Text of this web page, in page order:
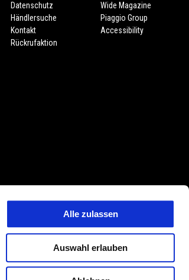
Alle zulassen
Auswahl erlauben
Datenschutz
Händlersuche
Kontakt
Rückrufaktion
Wide Magazine
Piaggio Group
Accessibility
und ohne Vorankündigung vorbehalten. Die
Sitzbankfarben vorbehalten. Abweichungen von
behält sich jederzeit das Recht technischer
und abgebildeten Modellvarianten,